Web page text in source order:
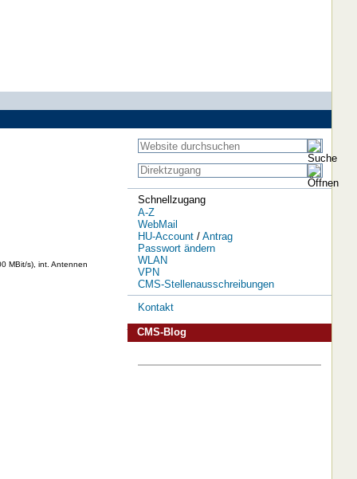
MBit/s), int. Antennen
Schnellzugang
A-Z
WebMail
HU-Account/ Antrag
Passwort ändern
WLAN
VPN
CMS-Stellenausschreibungen
Kontakt
CMS-Blog